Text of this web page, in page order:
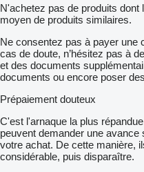
N'achetez pas de produits dont
moyen de produits similaires.
Ne consentez pas à payer une
cas de doute, n’hésitez pas à
et des documents
documents ou encore poser
Prépaiement douteux
C'est l'arnaque la plus
peuvent demander une
votre achat. De cette manière,
considérable, puis disparaître.